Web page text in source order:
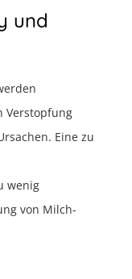
und
Verstopfung
Eine zu
wenig
von Milch-